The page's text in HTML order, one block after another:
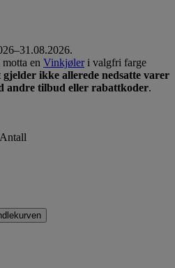
en Vinkjøleri valgfri farge
ikke allerede nedsatte varer
andre tilbud eller rabattkoder.
Antall